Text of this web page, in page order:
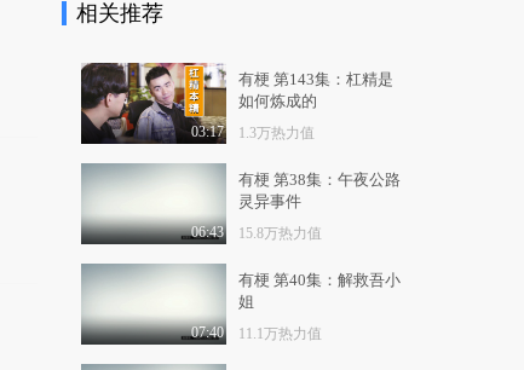
相关推荐
03:17
有梗 第143集：杠精是
如何炼成的
1.3万热力值
06:43
有梗 第38集：午夜公路
灵异事件
15.8万热力值
07:40
有梗 第40集：解救吾小
姐
11.1万热力值